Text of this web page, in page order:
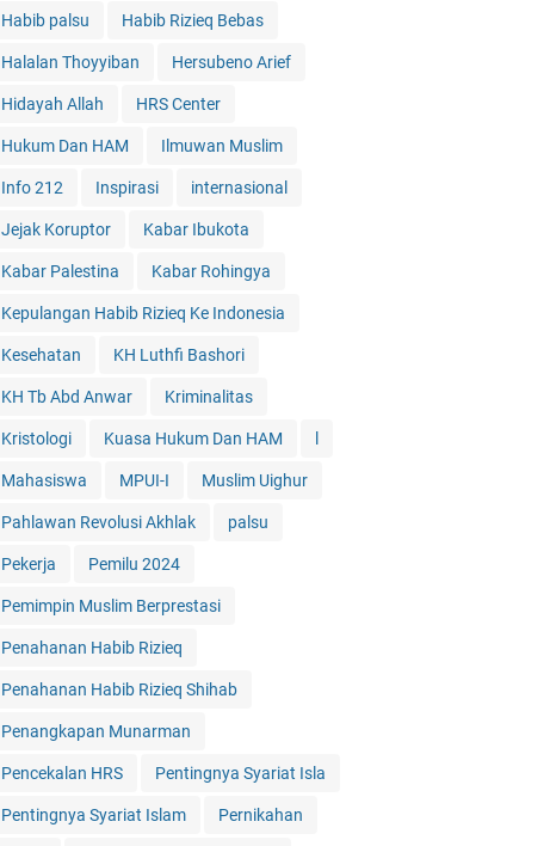
Habib palsu Habib Rizieq Bebas
Halalan Thoyyiban Hersubeno Arief
Hidayah Allah HRS Center
Hukum Dan HAM Ilmuwan Muslim
Info 212 Inspirasi internasional
Jejak Koruptor Kabar Ibukota
Kabar Palestina Kabar Rohingya
Kepulangan Habib Rizieq Ke Indonesia
Kesehatan KH Luthfi Bashori
KH Tb Abd Anwar Kriminalitas
Kristologi Kuasa Hukum Dan HAM
Mahasiswa MPUI-I Muslim Uighur
Pahlawan Revolusi Akhlak palsu
Pekerja Pemilu 2024
Pemimpin Muslim Berprestasi
Penahanan Habib Rizieq
Penahanan Habib Rizieq Shihab
Penangkapan Munarman
Pencekalan HRS Pentingnya Syariat Isla
Pentingnya Syariat Islam Pernikahan